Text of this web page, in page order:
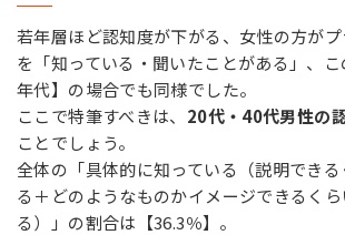
若年層ほど認知度が下がる、女性の方が
を「知っている・聞いたことがある」、
年代】の場合でも同様でした。
ここで特筆すべきは、 20代・40代男性の
ことでしょう。
全体の「具体的に知っている（説明でき
る＋どのようなものかイメージできるく
る）」の割合は【36.3％】。